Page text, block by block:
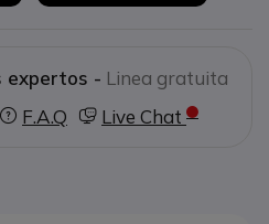
expertos - Linea gratuita
F.A.Q Live Chat